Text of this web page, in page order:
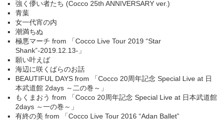
強く儚い者たち (Cocco 25th ANNIVERSARY ver.)
青葉
女一代宵の内
潮満ちぬ
極悪マーチ from 「Cocco Live Tour 2019 “Star
Shank”-2019.12.13-」
願い叶えば
海辺に咲くばらのお話
BEAUTIFUL DAYS from 「Cocco 20周年記念 Special Live at 日
本武道館 2days ～二の巻～」
もくまおう from 「Cocco 20周年記念 Special Live at 日本武道館
2days ～一の巻～」
有終の美 from 「Cocco Live Tour 2016 “Adan Ballet”